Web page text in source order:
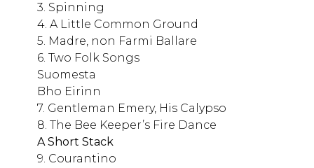
3. Spinning
4. A Little Common Ground
5. Madre, non Farmi Ballare
6. Two Folk Songs
Suomesta
Bho Eirinn
7. Gentleman Emery, His Calypso
8. The Bee Keeper’s Fire Dance
A Short Stack
9. Courantino